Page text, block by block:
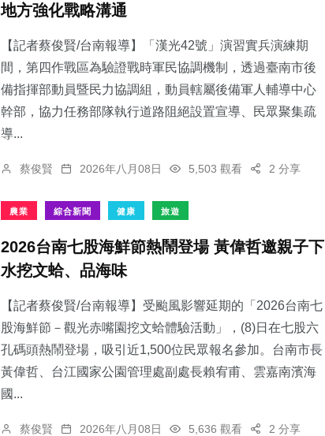
地方強化戰略溝通
【記者蔡俊賢/台南報導】「漢光42號」演習實兵演練期
間，第四作戰區為驗證戰時軍民協調機制，透過臺南市後
備指揮部動員暨民力協調組，動員轄屬後備軍人輔導中心
幹部，協力任務部隊執行道路阻絕設置宣導、民眾聚集疏
導...
蔡俊賢 2026年八月08日 5,503 觀看 2 分享
農業 綜合新聞 健康 旅遊
2026台南七股海鮮節熱鬧登場 黃偉哲邀親子下
水挖文蛤、品海味
【記者蔡俊賢/台南報導】受颱風影響延期的「2026台南七
股海鮮節－觀光赤嘴園挖文蛤體驗活動」，(8)日在七股六
孔碼頭熱鬧登場，吸引近1,500位民眾報名參加。台南市長
黃偉哲、台江國家公園管理處副處長賴宥甫、雲嘉南濱海
國...
蔡俊賢 2026年八月08日 5,636 觀看 2 分享